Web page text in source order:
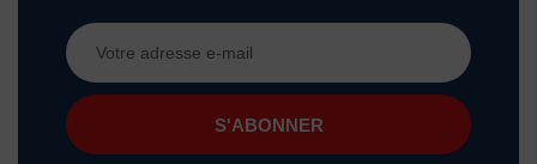
Adresse
e-
mail